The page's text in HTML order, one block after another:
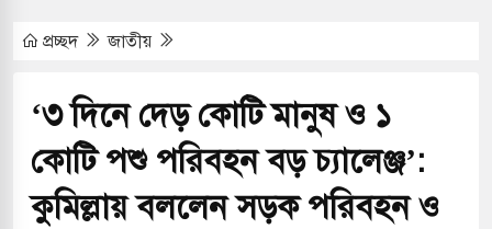
জুমার বয়ান ও নামাজ পড়াবেন দেওবন্দের
ছাড়লেন জনপ্রিয় ভারতীয় সাংবাদিক ময়ূখ রঞ্জন
প্রচ্ছদ জাতীয়
‘৩ দিনে দেড় কোটি মানুষ ও ১
কোটি পশু পরিবহন বড় চ্যালেঞ্জ’:
কুমিল্লায় বললেন সড়ক পরিবহন ও